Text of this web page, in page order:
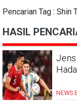
Pencarian Tag : Shin
HASIL
NEWS